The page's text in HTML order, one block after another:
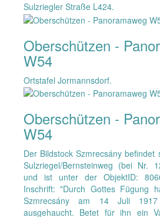
Sulzriegler Straße L424.
Oberschützen -
W54
Ortstafel Jormannsdorf.
Oberschützen -
W54
Der Bildstock Szmrecsány befindet
Sulzriegel/Bernsteinweg (bei Nr.
und ist unter der ObjektID:
Inschrift: "Durch Gottes Fügung
Szmrecsány am 14 Juli
ausgehaucht. Betet für ihn ein